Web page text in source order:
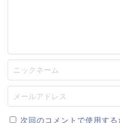
次回のコメントで使用す